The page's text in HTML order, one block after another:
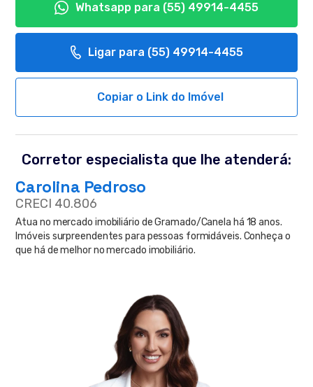
Whatsapp para (55) 49914-4455
Ligar para (55) 49914-4455
Copiar o Link do Imóvel
Corretor especialista que lhe atenderá:
Carolina Pedroso
CRECI 40.806
Atua no mercado imobiliário de Gramado/Canela há 18 anos.
Imóveis surpreendentes para pessoas formidáveis. Conheça o
que há de melhor no mercado imobiliário.